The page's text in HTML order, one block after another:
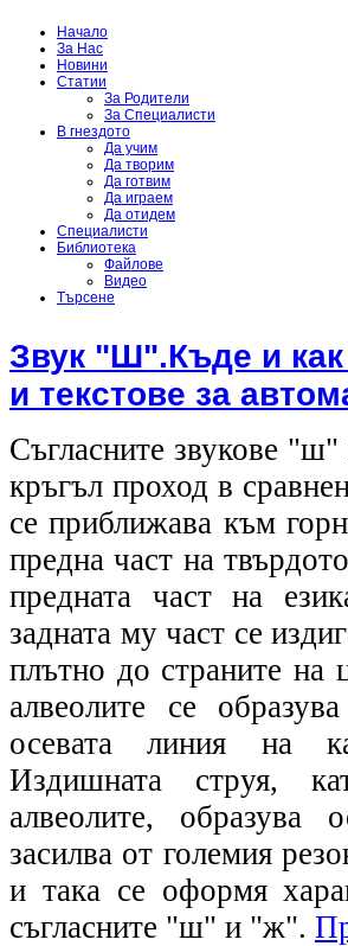
Начало
За Нас
Новини
Статии
За Родители
За Специалисти
В гнездото
Да учим
Да творим
Да готвим
Да играем
Да отидем
Специалисти
Библиотека
Файлове
Видео
Търсене
Звук "Ш".Къде и
и текстове за
Съгласните звукове
кръгъл проход в
се приближава към
предна част на
предната част на
задната му част се
плътно до страните на
алвеолите се
осевата линия на
Издишната струя,
алвеолите,
засилва от големия
и така се оформя
съгласните "ш" и "ж".